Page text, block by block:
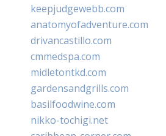
keepjudgewebb.com
anatomyofadventure.com
drivancastillo.com
cmmedspa.com
midletontkd.com
gardensandgrills.com
basilfoodwine.com
nikko-tochigi.net